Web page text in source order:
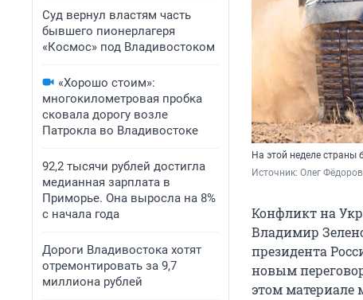
Суд вернул властям часть
бывшего пионерлагеря
«Космос» под Владивостоком
«Хорошо стоим»:
многокилометровая пробка
сковала дорогу возле
Патрокла во Владивостоке
92,2 тысячи рублей достигла
медианная зарплата в
Приморье. Она выросла на 8%
с начала года
Дороги Владивостока хотят
отремонтировать за 9,7
миллиона рублей
На этой неделе страны
Источник: Олег
Конфликт на
Владимир
президента
новым
этом материале